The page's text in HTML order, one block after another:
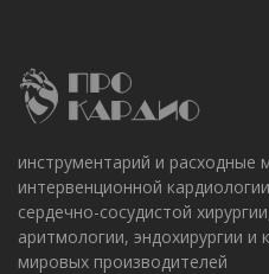
инструментарий и расходные
интервенционной
сердечно-сосудистой
аритмологии, эндохирургии и
мировых производителей